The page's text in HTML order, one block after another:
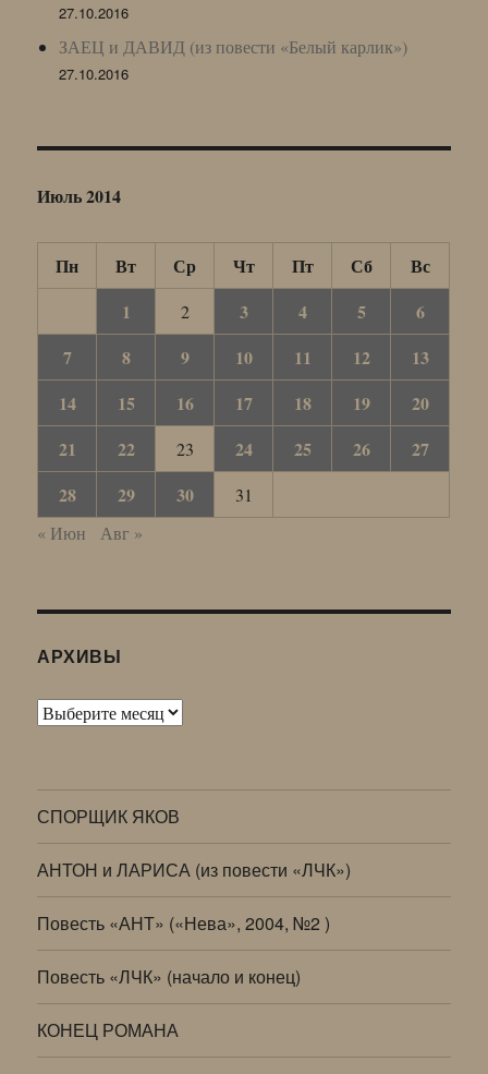
27.10.2016
ЗАЕЦ и ДАВИД (из повести «Белый карлик»)
27.10.2016
Июль 2014
Пн Вт Ср Чт Пт Сб
Вс
1
2 3 4 5
6
7
8 9 10 11 12
13
14
15 16 17 18 19
20
21
22 23 24 25 26
27
28
29 30
31
« Июн
Авг »
АРХИВЫ
Архивы
СПОРЩИК ЯКОВ
АНТОН и ЛАРИСА (из повести «ЛЧК»)
Повесть «АНТ» («Нева», 2004, №2 )
Повесть «ЛЧК» (начало и конец)
КОНЕЦ РОМАНА